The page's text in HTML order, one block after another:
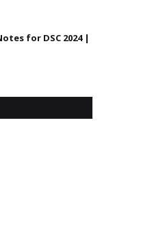
for DSC 2024 |